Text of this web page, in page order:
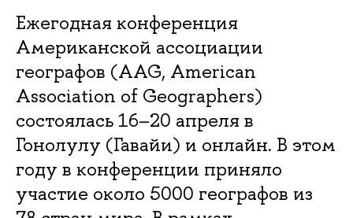
Ежегодная конференция
Американской ассоциации
географов (AAG, American
Association of Geographers)
состоялась 16–20 апреля в
Гонолулу (Гавайи) и онлайн. В этом
году в конференции приняло
участие около 5000 географов из